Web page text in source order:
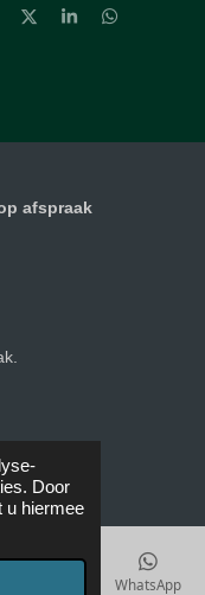
Door
u hiermee
D
S
D
afspraak
WhatsApp